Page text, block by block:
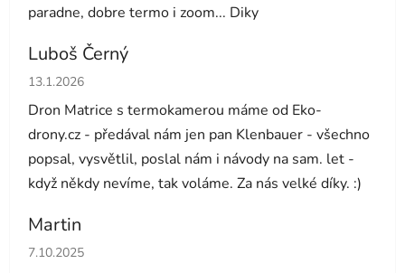
paradne, dobre termo i zoom... Diky
Luboš Černý
Hodnocení obchodu je 5 z 5 hvězdiček.
13.1.2026
Dron Matrice s termokamerou máme od Eko-
drony.cz - předával nám jen pan Klenbauer - všechno
popsal, vysvětlil, poslal nám i návody na sam. let -
když někdy nevíme, tak voláme. Za nás velké díky. :)
Martin
Hodnocení obchodu je 5 z 5 hvězdiček.
7.10.2025